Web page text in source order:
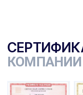
КОМПАНИИ